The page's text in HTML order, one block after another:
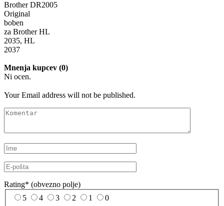
Brother DR2005
Original
boben
za Brother HL
2035, HL
2037
Mnenja kupcev (0)
Ni ocen.
Your Email address will not be published.
Rating* (obvezno polje)
5
4 3 2 1 0